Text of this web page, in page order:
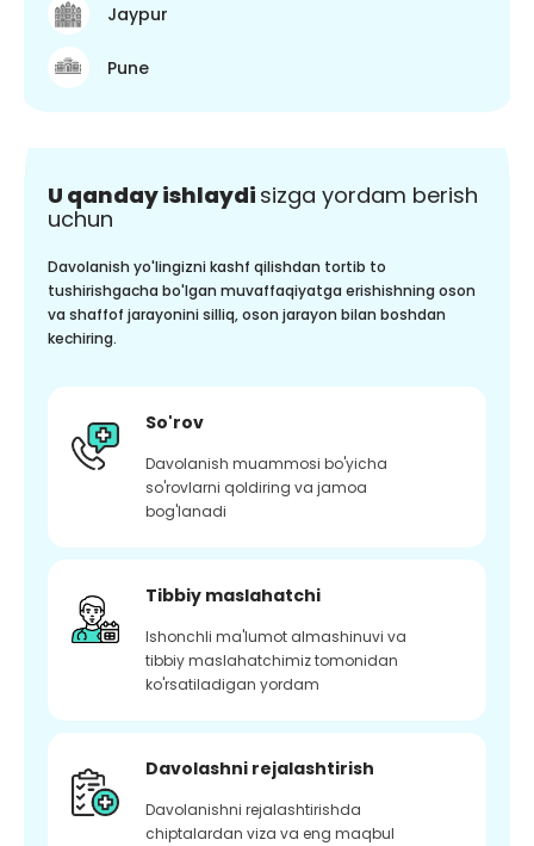
Jaypur
Pune
U qanday ishlaydi sizga yordam berish
uchun
Davolanish yo'lingizni kashf qilishdan tortib to
tushirishgacha bo'lgan muvaffaqiyatga erishishning oson
va shaffof jarayonini silliq, oson jarayon bilan boshdan
kechiring.
So'rov
Davolanish muammosi bo'yicha
so'rovlarni qoldiring va jamoa
bog'lanadi
Tibbiy maslahatchi
Ishonchli ma'lumot almashinuvi va
tibbiy maslahatchimiz tomonidan
ko'rsatiladigan yordam
Davolashni rejalashtirish
Davolanishni rejalashtirishda
chiptalardan viza va eng maqbul